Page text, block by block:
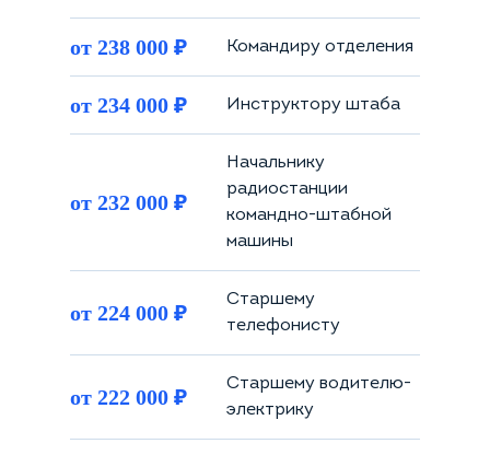
от 238 000 ₽ Командиру отделения
от 234 000 ₽ Инструктору штаба
от 232 000 ₽
Начальнику
радиостанции
командно-штабной
машины
от 224 000 ₽
Старшему
телефонисту
от 222 000 ₽
Старшему водителю-
электрику